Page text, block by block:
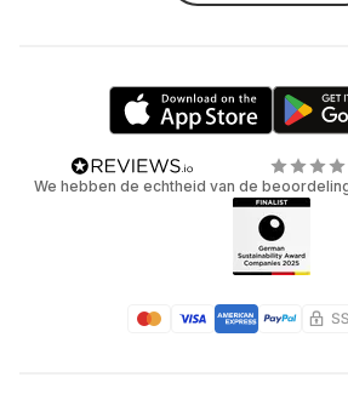
We hebben de echtheid van de